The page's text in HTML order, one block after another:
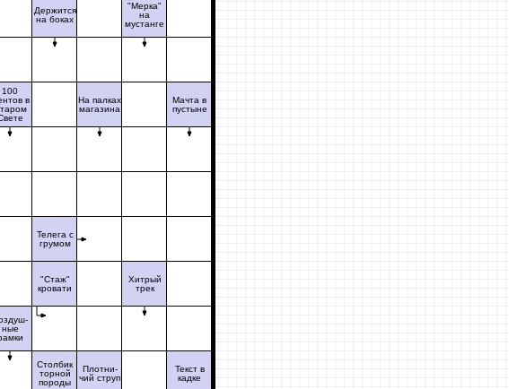
100
в
ные
Держится
на боках
Телега с
грумом
"Стаж"
кровати
Столбик
торной
породы
На палках
магазина
Плотни-
чий струп
"Мерка"
на
мустанге
Хитрый
трек
Мачта в
пустыне
Текст в
кадке